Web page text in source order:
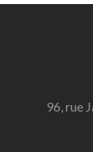
96, rue